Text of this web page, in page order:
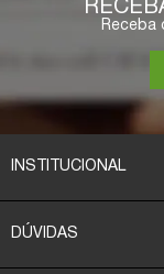
Receba
INSTITUCIONAL
DÚVIDAS